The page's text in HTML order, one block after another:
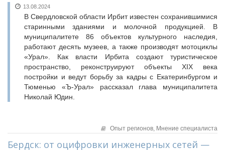
13.08.2024
В Свердловской области Ирбит известен сохранившимися
старинными зданиями и молочной продукцией. В
муниципалитете 86 объектов культурного наследия,
работают десять музеев, а также производят мотоциклы
«Урал». Как власти Ирбита создают туристическое
пространство, реконструируют объекты XIX века
постройки и ведут борьбу за кадры с Екатеринбургом и
Тюменью «Ъ-Урал» рассказал глава муниципалитета
Николай Юдин.
Опыт регионов, Мнение специалиста
Бердск: от оцифровки инженерных сетей —